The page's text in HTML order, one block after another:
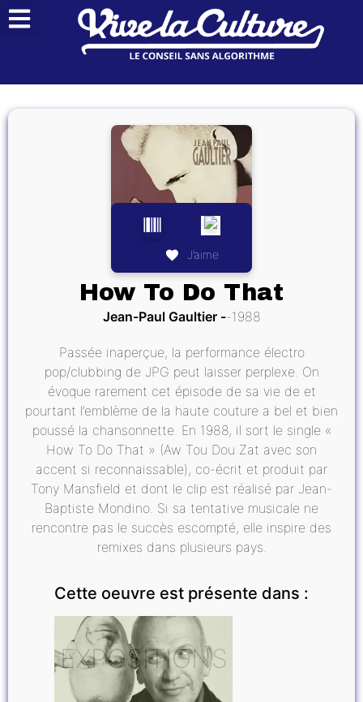
J’aime
How To Do That
Jean-Paul Gaultier 1988
Passée inaperçue, la performance électro
pop/clubbing de JPG peut laisser perplexe. On
évoque rarement cet épisode de sa vie de et
pourtant l’emblème de la haute couture a bel et bien
poussé la chansonnette. En 1988, il sort le single «
How To Do That » (Aw Tou Dou Zat avec son
accent si reconnaissable), co-écrit et produit par
Tony Mansfield et dont le clip est réalisé par Jean-
Baptiste Mondino. Si sa tentative musicale ne
rencontre pas le succès escompté, elle inspire des
remixes dans plusieurs pays.
Cette oeuvre est présente dans :
EXPOSITIONS